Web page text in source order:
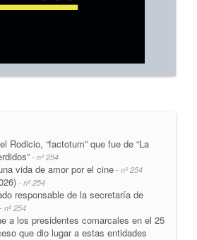
Rodicio, “factotum” que fue de “La
- nº 254
vida de amor por el cine - nº 254
- nº 254
responsable de la secretaría de
- nº 254
a los presidentes comarcales en el 25
que dio lugar a estas entidades